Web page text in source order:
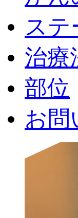
ステ
治療
部位
お問